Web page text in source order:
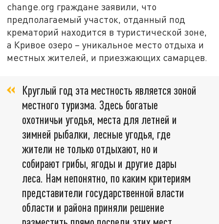
change.org граждане заявили, что
предполагаемый участок, отданный под
крематорий находится в туристической зоне,
а Кривое озеро – уникальное место отдыха и
местных жителей, и приезжающих самарцев.
Круглый год эта местность является зоной
местного туризма. Здесь богатые
охотничьи угодья, места для летней и
зимней рыбалки, лесные угодья, где
жители не только отдыхают, но и
собирают грибы, ягоды и другие дары
леса. Нам непонятно, по каким критериям
представители государственной власти
области и района приняли решение